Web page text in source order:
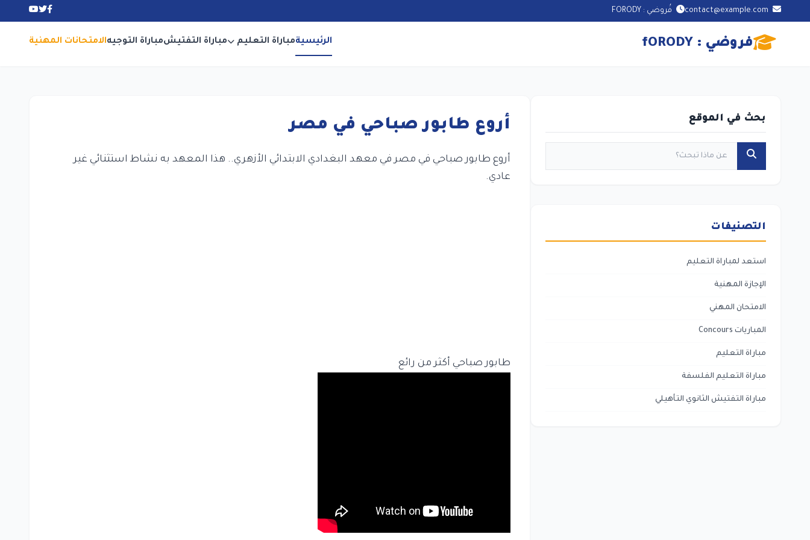
فُروضي : FORODY
فروضي : fORODY الرئيسيةمباراة التعليم مباراة التفتيشمباراة التوجيهالامتحانات المهنية
بحث في الموقع
التصنيفات
استعد لمباراة التعليم
الإجازة المهنية
الامتحان المهني
المباريات Concours
مباراة التعليم
مباراة التعليم الفلسفة
مباراة التفتيش الثانوي التأهيلي
أروع طابور صباحي في مصر
أروع طابور صباحي في مصر في معهد البغدادي الابتدائي الأزهري.. هذا المعهد به نشاط استثنائي غير
عادي.
طابور صباحي أكثر من رائع